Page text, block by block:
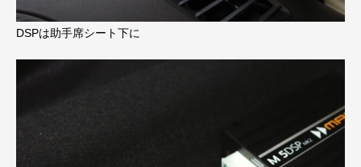
DSPは助手席シート下に